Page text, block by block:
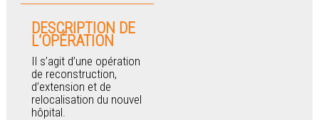
DESCRIPTION DE
L’OPÉRATION
Il s’agit d’une opération
de reconstruction,
d’extension et de
relocalisation du nouvel
hôpital.